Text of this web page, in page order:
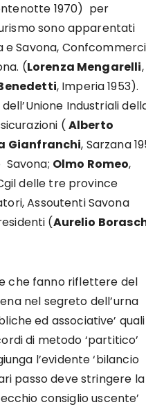
1970) per
sono apparentati
e Savona,
(Lorenza Mengarelli,
, Imperia 1953).
Industriali
( Alberto
Gianfranchi, Sarzana
Olmo Romeo,
delle tre province
Assoutenti Savona
(Aurelio
che fanno riflettere del
nel segreto dell’urna
ed associative’
di metodo ‘partitico’
l’evidente ‘bilancio
passo deve stringere la
consiglio uscente’